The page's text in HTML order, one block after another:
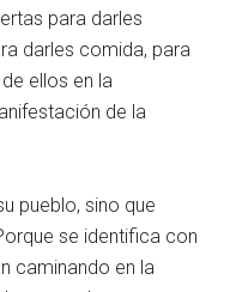
para darles
darles comida, para
ellos en la
de la
pueblo, sino que
se identifica con
caminando en la